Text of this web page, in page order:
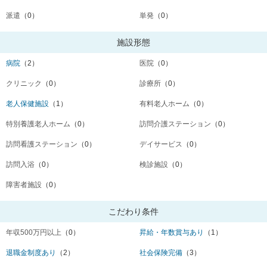
派遣 （0） 単発 （0）
施設形態
病院 （2） 医院 （0）
クリニック （0） 診療所 （0）
老人保健施設 （1） 有料老人ホーム （0）
特別養護老人ホーム （0） 訪問介護ステーション （0）
訪問看護ステーション （0） デイサービス （0）
訪問入浴 （0） 検診施設 （0）
障害者施設 （0）
こだわり条件
年収500万円以上 （0） 昇給・年数賞与あり （1）
退職金制度あり （2） 社会保険完備 （3）